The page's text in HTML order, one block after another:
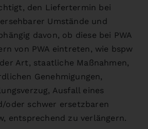
den Liefertermin bei
Umstände und
davon, ob diese bei PWA
von PWA eintreten, wie bspw
Art, staatliche Maßnahmen,
Genehmigungen,
Ausfall eines
oder schwer ersetzbaren
entsprechend zu verlängern.